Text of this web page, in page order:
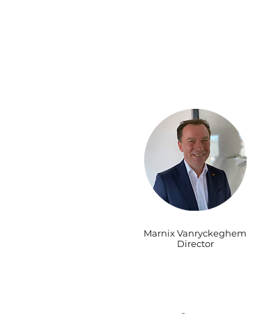
Marnix Vanryckeghem
Director